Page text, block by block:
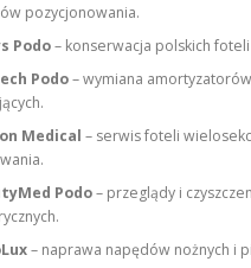
pozycjonowania.
Podo– konserwacja polskich
Podo– wymiana
Medical – serwis foteli
Podo– przeglądy i
– naprawa napędów nożnych i